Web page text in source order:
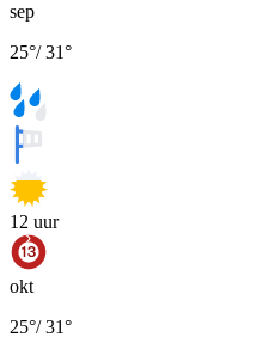
sep
25°/31°
12 uur
okt
25°/31°